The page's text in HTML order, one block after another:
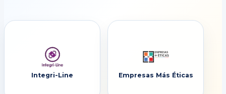
Integri-Line Empresas Más Éticas